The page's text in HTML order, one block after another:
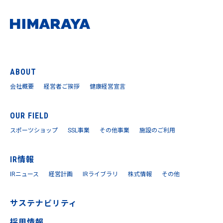
ABOUT
会社概要 経営者ご挨拶 健康経営宣言
OUR FIELD
スポーツショップ SSL事業 その他事業 施設のご利用
IR情報
IRニュース 経営計画 IRライブラリ 株式情報 その他
サステナビリティ